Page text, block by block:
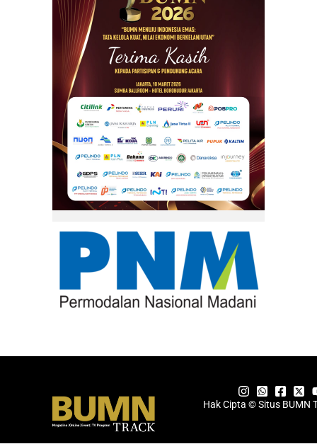
Hak Cipta © Situs BUMN